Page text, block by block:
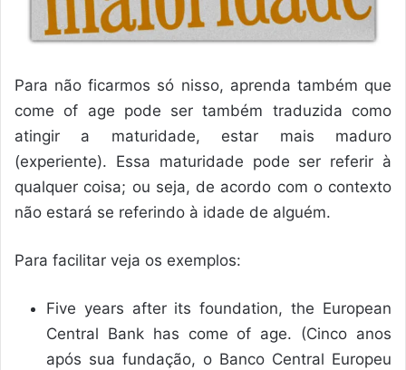
Para não ficarmos só nisso, aprenda também que
come of age pode ser também traduzida como
atingir a maturidade, estar mais maduro
(experiente). Essa maturidade pode ser referir à
qualquer coisa; ou seja, de acordo com o contexto
não estará se referindo à idade de alguém.
Para facilitar veja os exemplos:
Five years after its foundation, the European
Central Bank has come of age. (Cinco anos
após sua fundação, o Banco Central Europeu